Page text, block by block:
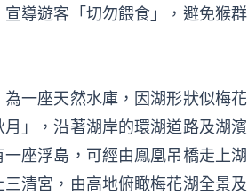
導遊客「切勿餵食」，避免猴群
一座天然水庫，因湖形狀似梅花
」，沿著湖岸的環湖道路及湖濱
座浮島，可經由鳳凰吊橋走上湖
清宮，由高地俯瞰梅花湖全景及